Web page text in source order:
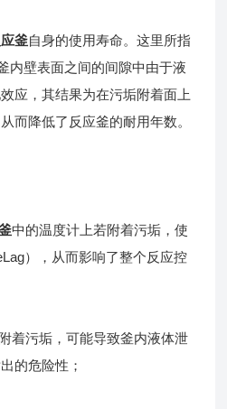
釜自身的使用寿命。这里所指
内壁表面之间的间隙中由于液
应，其结果为在污垢附着面上
而降低了反应釜的耐用年数。
中的温度计上若附着污垢，使
），从而影响了整个反应控
污垢，可能导致釜内液体泄
的危险性；